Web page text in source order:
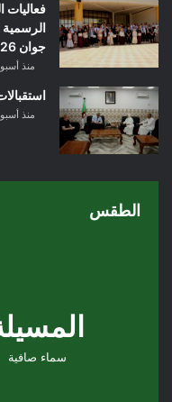
فعاليات
الرسمية
جوان 2026
منذ
منذ
الطقس
سماء صافية